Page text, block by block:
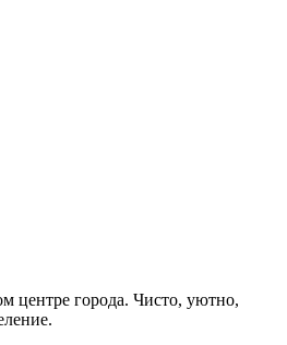
центре города. Чисто, уютно,